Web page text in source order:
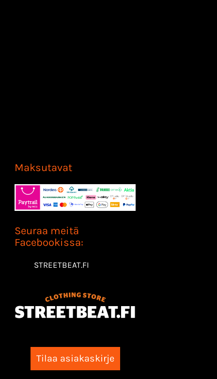
Maksutavat
Seuraa meitä
Facebookissa:
STREETBEAT.FI